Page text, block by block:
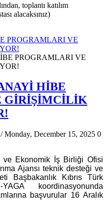
toplantı katılım
alacaksınız)
PROGRAMLARI VE
HİBE
GİRİŞİMCİLİK
/ Monday, December 15, 2025 0
ve Ekonomik İş Birliği Ofisi
Ajansı teknik desteği ve
Başbakanlık Kıbrıs Türk
koordinasyonunda
başvurular 16 Aralık